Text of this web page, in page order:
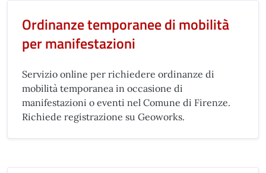
Ordinanze temporanee di mobilità
per manifestazioni
Servizio online per richiedere ordinanze di
mobilità temporanea in occasione di
manifestazioni o eventi nel Comune di Firenze.
Richiede registrazione su Geoworks.